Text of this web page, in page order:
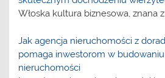
Włoska kultura biznesowa, znana
Jak agencja nieruchomości z
pomaga inwestorom w
nieruchomości